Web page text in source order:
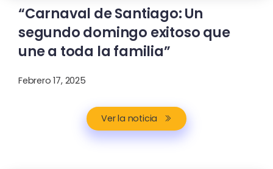
“Carnaval de Santiago: Un
segundo domingo exitoso que
une a toda la familia”
Febrero 17, 2025
Ver la noticia